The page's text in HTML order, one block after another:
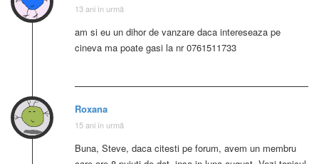
13 ani în urmă
am si eu un dihor de vanzare daca intereseaza pe
cineva ma poate gasi la nr 0761511733
Roxana
15 ani în urmă
Buna, Steve, daca citesti pe forum, avem un membru